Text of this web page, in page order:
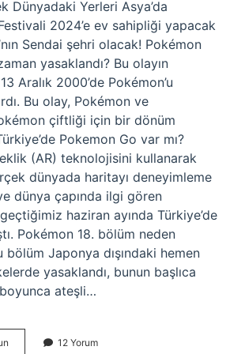
Dünyadaki Yerleri Asya’da
2024’e ev sahipliği yapacak
Sendai şehri olacak! Pokémon
yasaklandı? Bu olayın
Aralık 2000’de Pokémon’u
Bu olay, Pokémon ve
çiftliği için bir dönüm
Pokemon Go var mı?
(AR) teknolojisini kullanarak
dünyada haritayı deneyimleme
dünya çapında ilgi gören
haziran ayında Türkiye’de
Pokémon 18. bölüm neden
bölüm Japonya dışındaki hemen
yasaklandı, bunun başlıca
ateşli…
Türkiyede 12 Yorum